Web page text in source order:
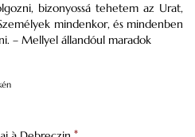
bizonyossá tehetem az Urat,
mindenkor, és mindenben
– Mellyel állandóul maradok
*